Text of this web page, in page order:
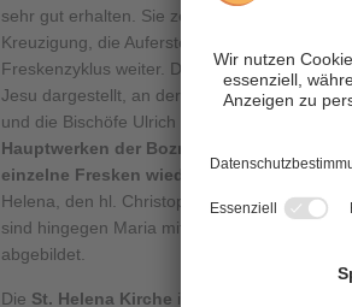
sehr gut erhalten. Sie zeigen die vier
Kreuzigung, die Auferstehung und Jesus
Freskenzyklus weiter. Dort sind einzelne
Jesu dargestellt, an der Rückwand der
und die Bischöfe Ulrich und Wolfgang
Hauptwerken der Bozner Malerschule
einzelne Fresken wieder aufgefrischt.
Helena, den hl. Christopherus sowie eine
sind hingegen Maria mit dem Jesukind und
abgebildet.
Die St. Helena Kirche ist die